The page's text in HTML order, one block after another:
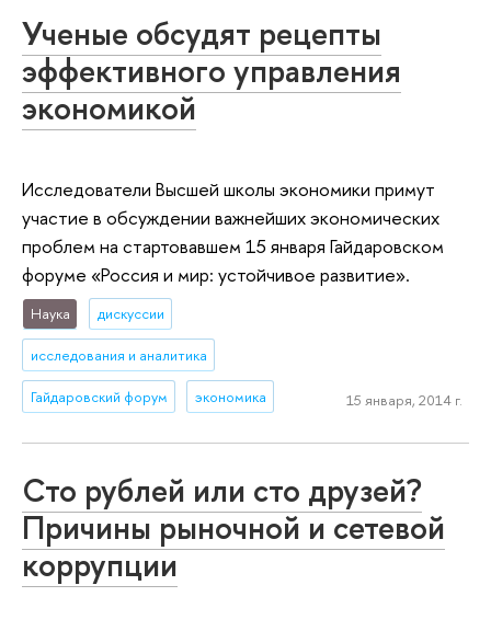
Ученые обсудят рецепты
эффективного управления
экономикой
Исследователи Высшей школы экономики примут
участие в обсуждении важнейших экономических
проблем на стартовавшем 15 января Гайдаровском
форуме «Россия и мир: устойчивое развитие».
Наука дискуссии
исследования и аналитика
Гайдаровский форум экономика 15 января, 2014 г.
Сто рублей или сто друзей?
Причины рыночной и сетевой
коррупции